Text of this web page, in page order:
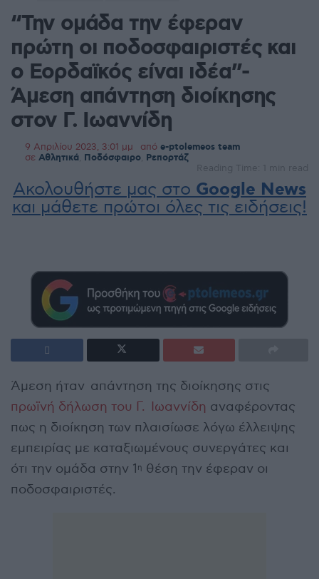
“Την ομάδα την έφεραν
πρώτη οι ποδοσφαιριστές και
ο Εορδαϊκός είναι ιδέα”-
Άμεση απάντηση διοίκησης
στον Γ. Ιωαννίδη
9 Απριλίου 2023, 3:01 μμ από e-ptolemeos team
σε Αθλητικά Ποδόσφαιρο Ρεπορτάζ
Reading Time: 1 min read
Ακολουθήστε μας στο Google News
και μάθετε πρώτοι όλες τις ειδήσεις!
Άμεση ήταν απάντηση της διοίκησης στις
πρωϊνή δήλωση του Γ. Ιωαννίδη αναφέροντας
πως η διοίκηση των πλαισίωσε λόγω έλλειψης
εμπειρίας με καταξιωμένους συνεργάτες και
ότι την ομάδα στην 1 η θέση την έφεραν οι
ποδοσφαιριστές.